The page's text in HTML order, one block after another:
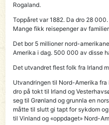
Rogaland.
Toppåret var 1882. Da dro 28
Mange fikk reisepenger av
Det bor 5 millioner nord-
Amerika i dag. 500 000 av disse
Det utvandret flest folk fra Irland
Utvandringen til Nord-Amerika
dro på tokt til Irland og
seg til Grønland og grunnla en
måtte til slutt gi tapt for sykdom
til Vinland og «oppdaget» Nord-